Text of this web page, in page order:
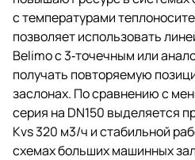
с температурами
позволяет использовать
Belimo с 3‑точечным или
получать повторяемую
заслонах. По сравнению с
серия на DN150 выделяется
Kvs 320 м3/ч и стабильной
схемах больших машинных